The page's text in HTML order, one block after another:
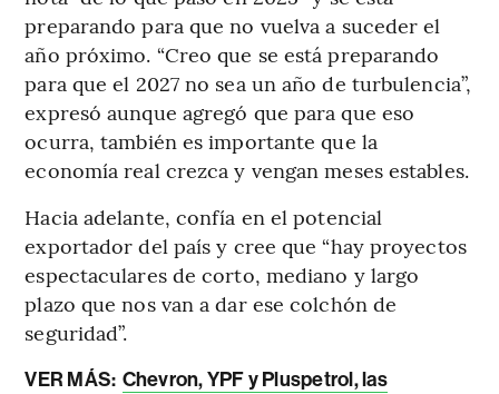
preparando para que no vuelva a suceder el
año próximo. “Creo que se está preparando
para que el 2027 no sea un año de turbulencia”,
expresó aunque agregó que para que eso
ocurra, también es importante que la
economía real crezca y vengan meses estables.
Hacia adelante, confía en el potencial
exportador del país y cree que “hay proyectos
espectaculares de corto, mediano y largo
plazo que nos van a dar ese colchón de
seguridad”.
VER MÁS: Chevron, YPF y Pluspetrol, las